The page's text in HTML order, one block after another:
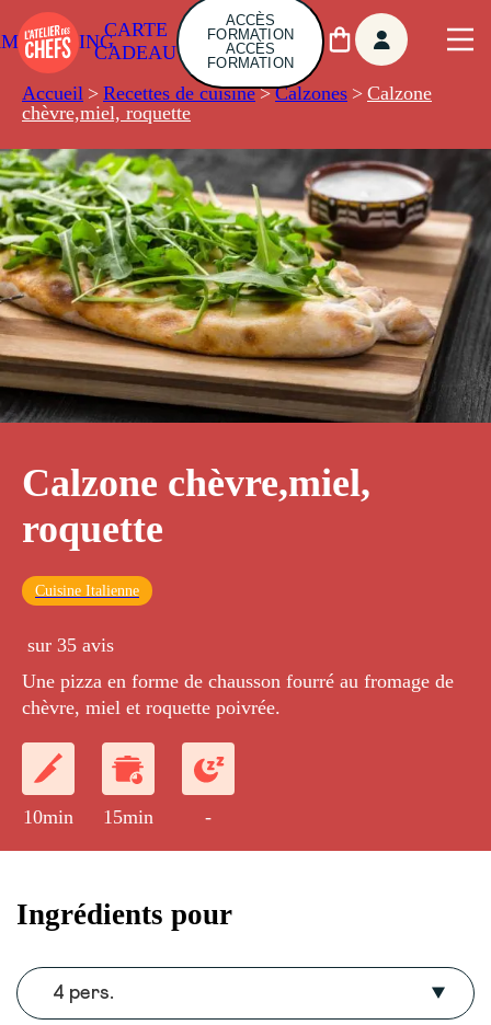
CARTE
CADEAU
ACCÈS
FORMATION
ACCÈS
FORMATION
Accueil > Recettes de cuisine > Calzones > Calzone
chèvre,miel, roquette
Calzone chèvre,miel,
roquette
Cuisine Italienne
sur 35 avis
Une pizza en forme de chausson fourré au fromage de
chèvre, miel et roquette poivrée.
10min 15min -
Ingrédients pour
4 pers.